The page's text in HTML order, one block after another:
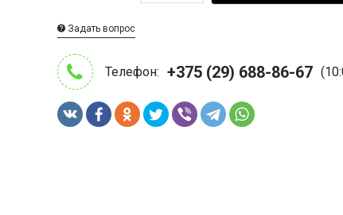
Задать вопрос
Телефон: +375 (29) 688-86-67